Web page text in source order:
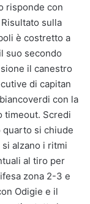
risponde con
sulla
è costretto a
suo secondo
il canestro
di capitan
con la
timeout. Scredi
quarto si chiude
alzano i ritmi
al tiro per
zona 2-3 e
Odigie e il